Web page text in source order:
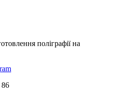
поліграфії на
86